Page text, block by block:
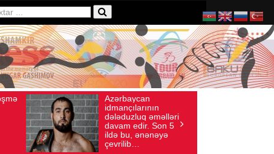
əməlləri
edir. Son 5
ənənəyə
sayı: 136
qeyd etməsə də,
ürəyi hər zaman
doğma yurdu ilə
döyünür
İyul 30, 2026